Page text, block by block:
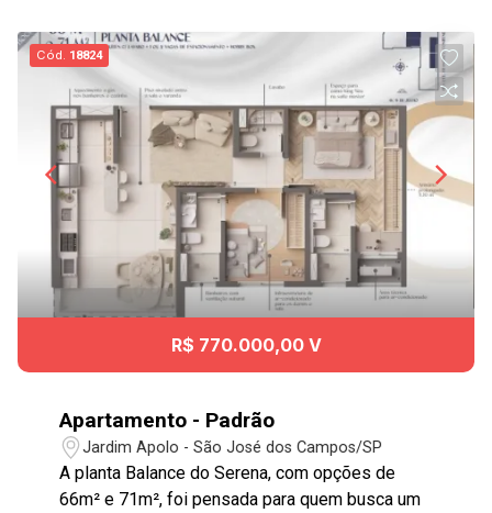
Cód. 18824
R$ 770.000,00 V
Apartamento - Padrão
Jardim Apolo - São José dos Campos/SP
A planta Balance do Serena, com opções de
66m² e 71m², foi pensada para quem busca um